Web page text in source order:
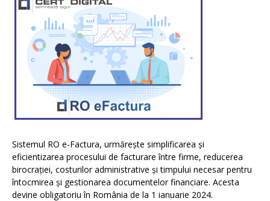
Sistemul RO e-Factura, urmărește simplificarea și
eficientizarea procesului de facturare între firme, reducerea
birocrației, costurilor administrative și timpului necesar pentru
întocmirea și gestionarea documentelor financiare. Acesta
devine obligatoriu în România de la 1 ianuarie 2024.